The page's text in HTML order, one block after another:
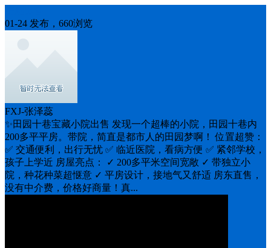
01-24 发布，660浏览
FXJ-张泽蕊
✨田园十巷宝藏小院出售 发现一个超棒的小院，田园十巷内
200多平平房。带院，简直是都市人的田园梦啊！ 位置超赞：
✅ 交通便利，出行无忧 ✅ 临近医院，看病方便 ✅ 紧邻学校，
孩子上学近 房屋亮点： ✓ 200多平米空间宽敞 ✓ 带独立小
院，种花种菜超惬意 ✓ 平房设计，接地气又舒适 房东直售，
没有中介费，价格好商量！真...